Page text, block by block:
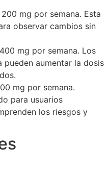
mg por semana. Esta
observar cambios sin
mg por semana. Los
pueden aumentar la dosis
mg por semana.
para usuarios
los riesgos y